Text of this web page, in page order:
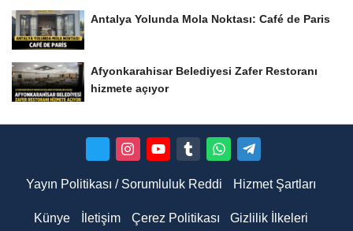
Antalya Yolunda Mola Noktası: Café de Paris
Afyonkarahisar Belediyesi Zafer Restoranı
hizmete açıyor
Yayın Politikası / Sorumluluk Reddi Hizmet Şartları
Künye İletişim Çerez Politikası Gizlilik İlkeleri